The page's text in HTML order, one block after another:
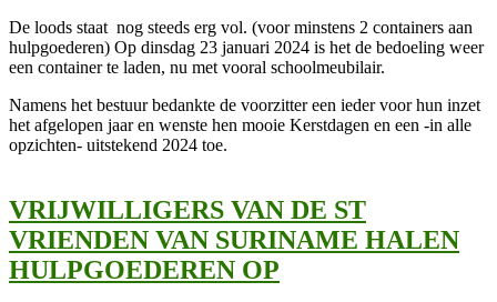
De loods staat nog steeds erg vol. (voor minstens 2 containers aan
hulpgoederen) Op dinsdag 23 januari 2024 is het de bedoeling weer
een container te laden, nu met vooral schoolmeubilair.
Namens het bestuur bedankte de voorzitter een ieder voor hun inzet
het afgelopen jaar en wenste hen mooie Kerstdagen en een -in alle
opzichten- uitstekend 2024 toe.
VRIJWILLIGERS VAN DE ST
VRIENDEN VAN SURINAME HALEN
HULPGOEDEREN OP